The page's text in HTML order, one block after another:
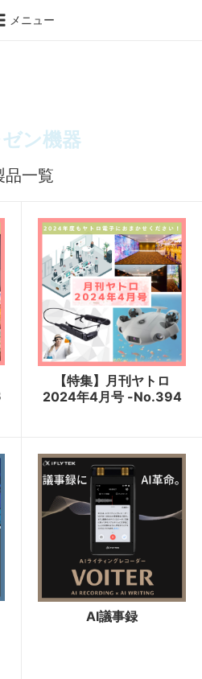
メニュー
ン機器
品一覧
【特集】月刊ヤトロ
2024年4月号 -No.394
AI議事録